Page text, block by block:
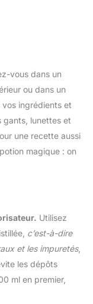
LES
Edition
: Né en
Marco
et les
naturels,
en
sur
notre label
et
réalisés
BIO
nos
vous dans un
ou dans un
ingrédients et
gants, lunettes et
une recette aussi
magique : on
Utilisez
c’est-à-dire
et les impuretés,
les dépôts
ml en premier,